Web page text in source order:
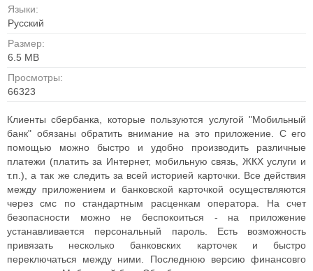
Языки:
Русский
Размер:
6.5 MB
Просмотры:
66323
Клиенты сбербанка, которые пользуются услугой "Мобильный
банк" обязаны обратить внимание на это приложение. С его
помощью можно быстро и удобно производить различные
платежи (платить за Интернет, мобильную связь, ЖКХ услуги и
т.п.), а так же следить за всей историей карточки. Все действия
между приложением и банковской карточкой осуществляются
через смс по стандартным расценкам оператора. На счет
безопасности можно не беспокоиться - на приложение
устанавливается персональный пароль. Есть возможность
привязать несколько банковских карточек и быстро
переключаться между ними. Последнюю версию финансовго